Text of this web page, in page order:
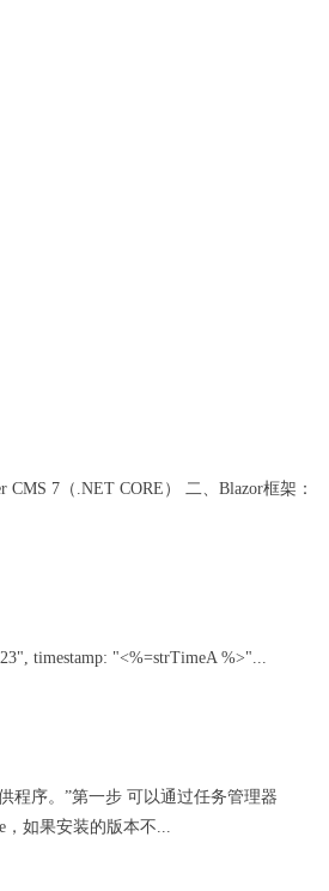
CMS 7（.NET CORE） 二、Blazor框架：
timestamp: "<%=strTimeA %>"...
程序。”第一步 可以通过任务管理器
，如果安装的版本不...